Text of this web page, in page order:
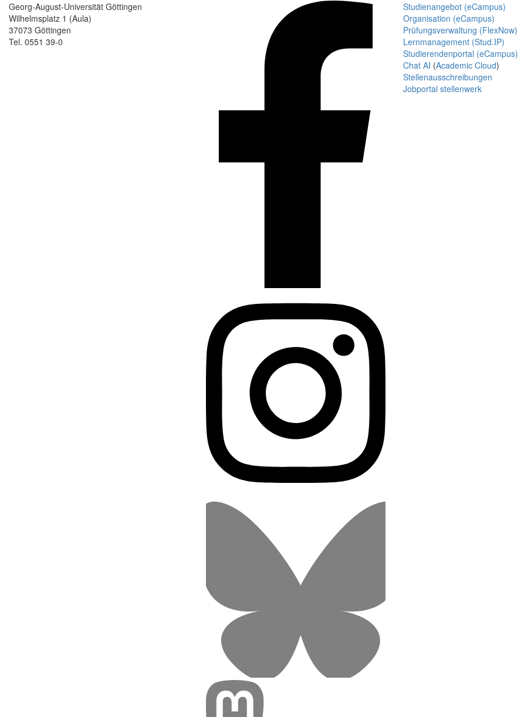
Georg-August-Universität Göttingen
Wilhelmsplatz 1 (Aula)
37073 Göttingen
Tel. 0551 39-0
Studienangebot (eCampus)
Organisation (eCampus)
Prüfungsverwaltung (FlexNow)
Lernmanagement (Stud.IP)
Studierendenportal (eCampus)
Chat AI (Academic Cloud)
Stellenausschreibungen
Jobportal stellenwerk